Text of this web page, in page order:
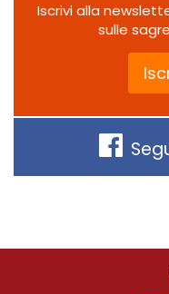
Iscrivi alla
sulle